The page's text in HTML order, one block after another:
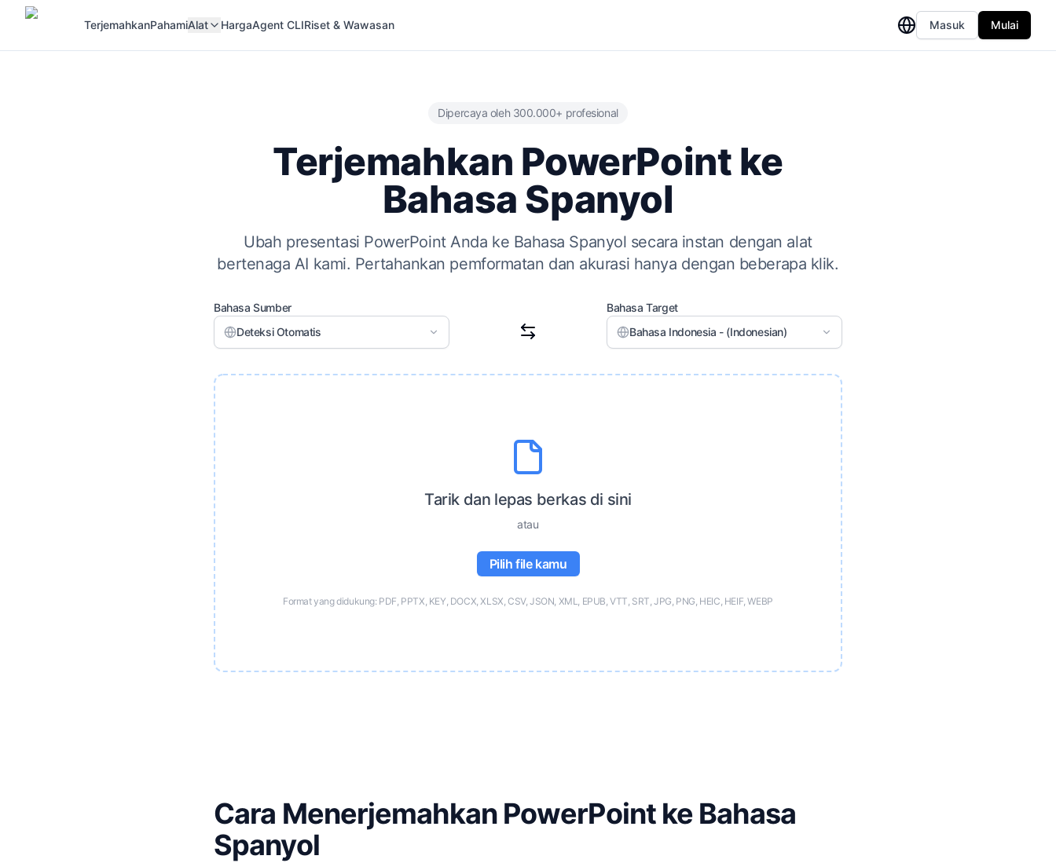
TerjemahkanPahamiAlat HargaAgent CLIRiset & Wawasan Masuk Mulai
Dipercaya oleh 300.000+ profesional
Terjemahkan PowerPoint ke
Bahasa Spanyol
Ubah presentasi PowerPoint Anda ke Bahasa Spanyol secara instan dengan alat
bertenaga AI kami. Pertahankan pemformatan dan akurasi hanya dengan beberapa klik.
Bahasa Sumber
Deteksi Otomatis
Bahasa Target
Bahasa Indonesia - (Indonesian)
Tarik dan lepas berkas di sini
atau
Pilih file kamu
Format yang didukung: PDF, PPTX, KEY, DOCX, XLSX, CSV, JSON, XML, EPUB, VTT, SRT, JPG, PNG, HEIC, HEIF, WEBP
Cara Menerjemahkan PowerPoint ke Bahasa
Spanyol